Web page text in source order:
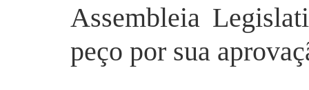
Assembleia
peço por sua